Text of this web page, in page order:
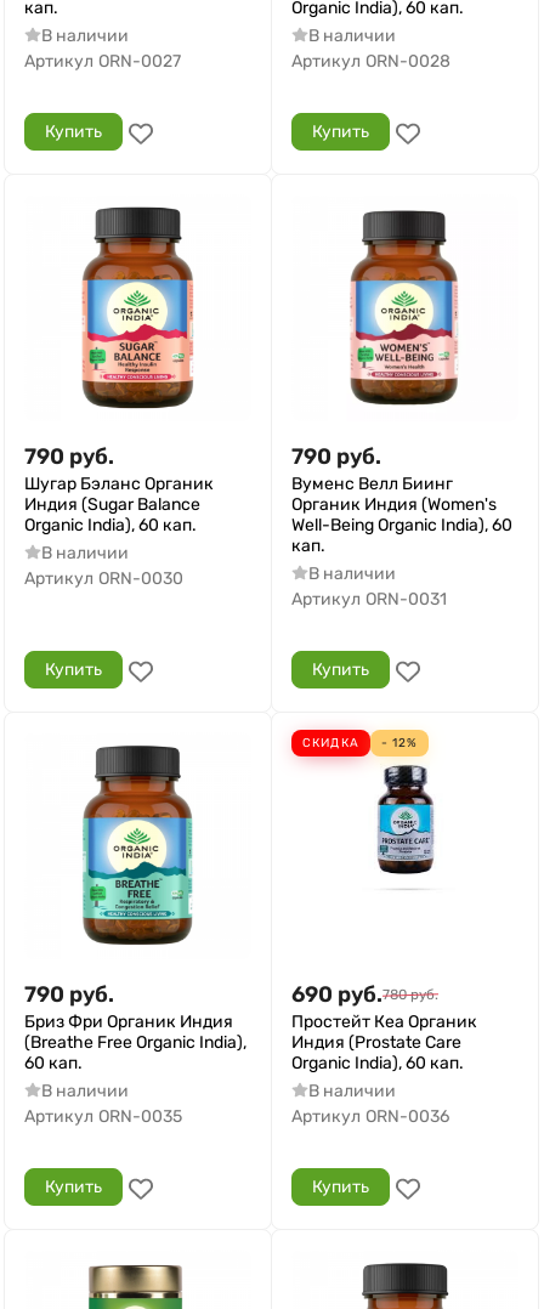
кап.
В наличии
Артикул ORN-0027
Купить
Organic India), 60 кап.
В наличии
Артикул ORN-0028
Купить
790 руб.
Шугар Бэланс Органик
Индия (Sugar Balance
Organic India), 60 кап.
В наличии
Артикул ORN-0030
Купить
790 руб.
Вуменс Велл Биинг
Органик Индия (Women's
Well-Being Organic India), 60
кап.
В наличии
Артикул ORN-0031
Купить
790 руб.
Бриз Фри Органик Индия
(Breathe Free Organic India),
60 кап.
В наличии
Артикул ORN-0035
Купить
СКИДКА - 12%
690 руб.780 руб.
Простейт Кеа Органик
Индия (Prostate Care
Organic India), 60 кап.
В наличии
Артикул ORN-0036
Купить